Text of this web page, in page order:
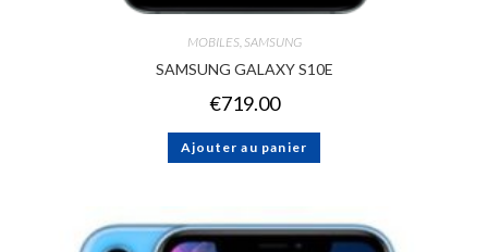
MOBILES, SAMSUNG
SAMSUNG GALAXY S10E
€719.00
Ajouter au panier